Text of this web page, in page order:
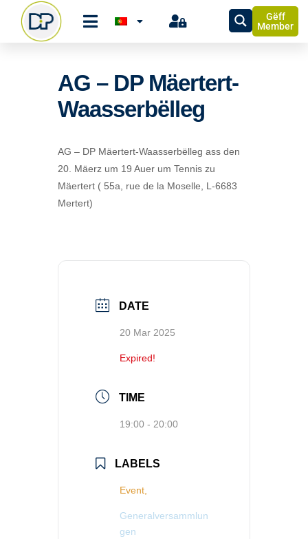
Gëff
Member
AG – DP Mäertert-
Waasserbëlleg
AG – DP Mäertert-Waasserbëlleg ass den
20. Mäerz um 19 Auer um Tennis zu
Mäertert ( 55a, rue de la Moselle, L-6683
Mertert)
DATE
20 Mar 2025
Expired!
TIME
19:00 - 20:00
LABELS
Event,
Generalversammlun
gen